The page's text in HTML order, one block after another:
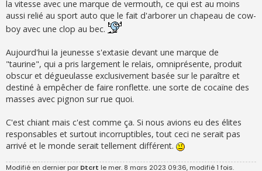
la vitesse avec une marque de vermouth, ce qui est au moins
aussi relié au sport auto que le fait d'arborer un chapeau de cow-
boy avec une clop au bec.
Aujourd'hui la jeunesse s'extasie devant une marque de
"taurine", qui a pris largement le relais, omniprésente, produit
obscur et dégueulasse exclusivement basée sur le paraître et
destiné à empêcher de faire ronflette. une sorte de cocaïne des
masses avec pignon sur rue quoi.
C'est chiant mais c'est comme ça. Si nous avions eu des élites
responsables et surtout incorruptibles, tout ceci ne serait pas
arrivé et le monde serait tellement différent.
Modifié en dernier par Dtcrt le mer. 8 mars 2023 09:36, modifié 1 fois.